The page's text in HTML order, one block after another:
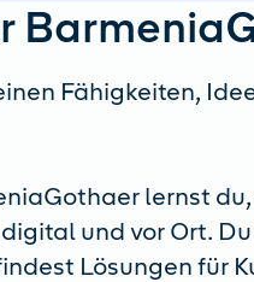
Fähigkeiten,
lernst
und vor Ort.
Lösungen für